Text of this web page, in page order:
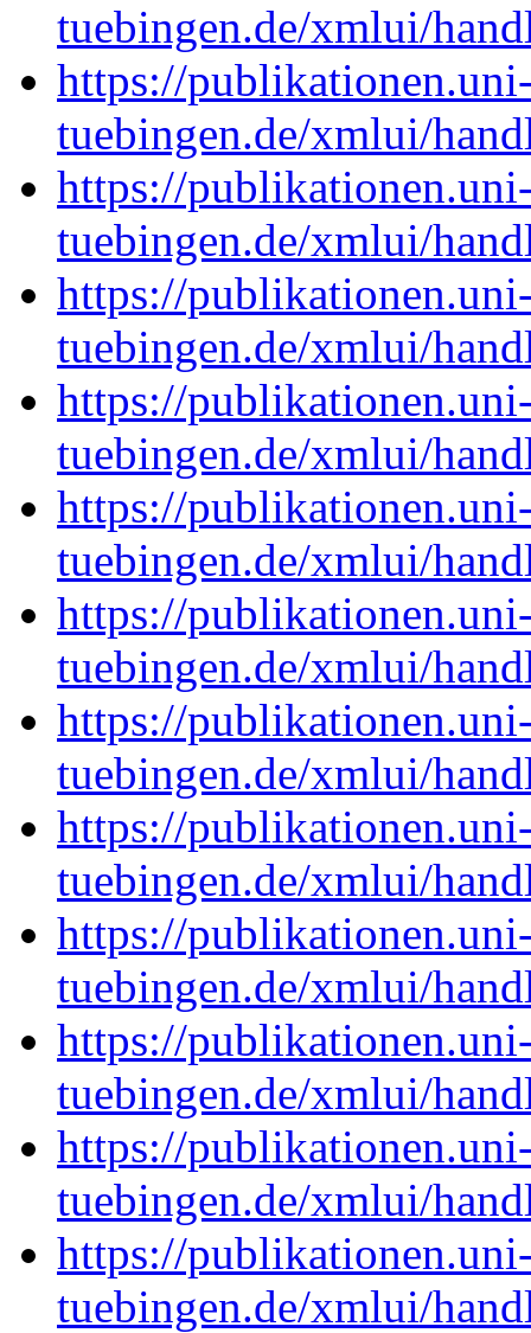
tuebingen.de/xmlui/
https://
tuebingen.de/xmlui/
https://
tuebingen.de/xmlui/
https://
tuebingen.de/xmlui/
https://
tuebingen.de/xmlui/
https://
tuebingen.de/xmlui/
https://
tuebingen.de/xmlui/
https://
tuebingen.de/xmlui/
https://
tuebingen.de/xmlui/
https://
tuebingen.de/xmlui/
https://
tuebingen.de/xmlui/
https://
tuebingen.de/xmlui/
https://
tuebingen.de/xmlui/